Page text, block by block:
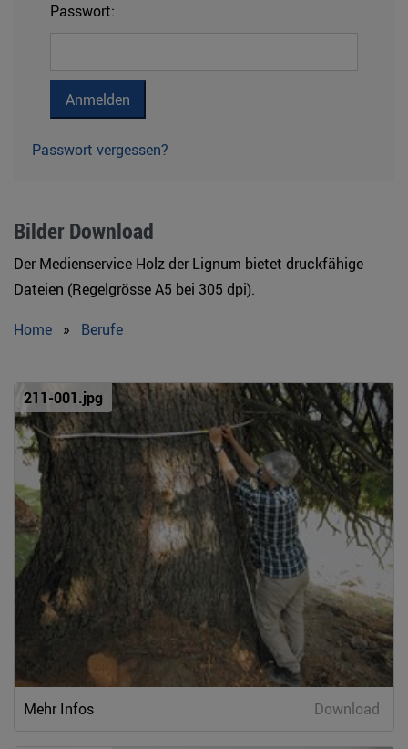
Passwort:
Passwort vergessen?
Bilder Download
Der Medienservice Holz der Lignum bietet druckfähige
Dateien (Regelgrösse A5 bei 305 dpi).
Home » Berufe
211-001.jpg
Mehr Infos Download